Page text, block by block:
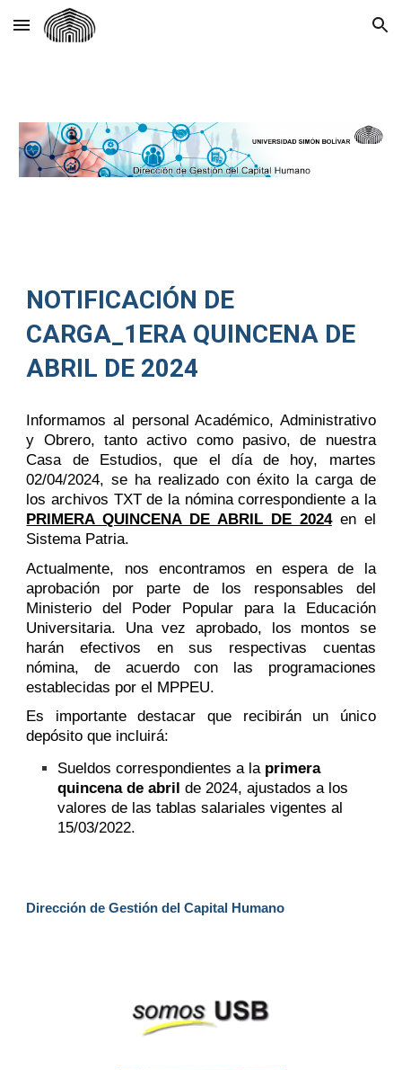
Skip to main content Skip to navigation
NOTIFICACIÓN DE
CARGA_1ERA QUINCENA DE
ABRIL DE 2024
Informamos al personal Académico, Administrativo
y Obrero, tanto activo como pasivo, de nuestra
Casa de Estudios, que el día de hoy, martes
02/04/2024, se ha realizado con éxito la carga de
los archivos TXT de la nómina correspondiente a la
PRIMERA QUINCENA DE ABRIL DE 2024en el
Sistema Patria.
Actualmente, nos encontramos en espera de la
aprobación por parte de los responsables del
Ministerio del Poder Popular para la Educación
Universitaria. Una vez aprobado, los montos se
harán efectivos en sus respectivas cuentas
nómina, de acuerdo con las programaciones
establecidas por el MPPEU.
Es importante destacar que recibirán un único
depósito que incluirá:
Sueldos correspondientes a la primera
quincena de abril de 2024, ajustados a los
valores de las tablas salariales vigentes al
15/03/2022.
Dirección de Gestión del Capital Humano